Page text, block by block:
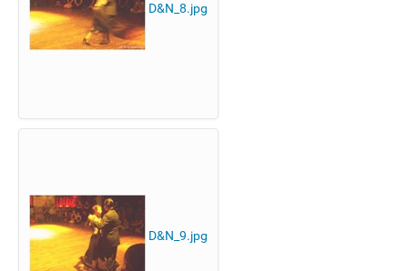
D&N_8.jpg
D&N_9.jpg